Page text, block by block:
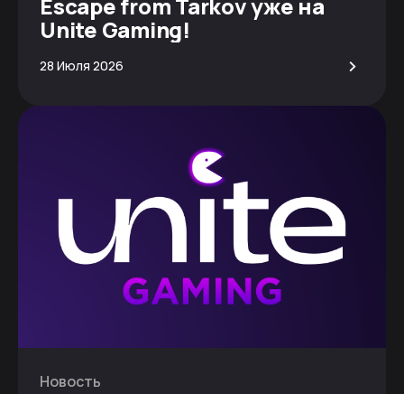
Unite Gaming!
28 Июля 2026 >
Новость